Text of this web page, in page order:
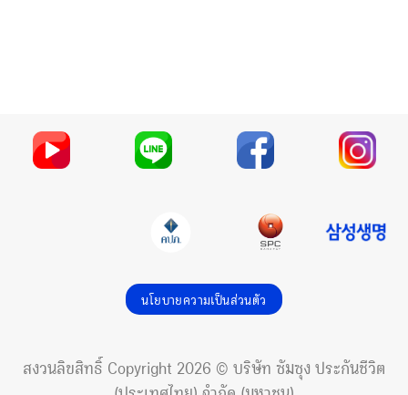
นโยบายความเป็นส่วนตัว
สงวนลิขสิทธิ์ Copyright 2026 © บริษัท ซัมซุง ประกันชีวิต